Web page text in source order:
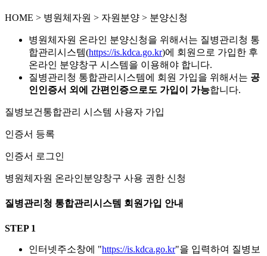
HOME > 병원체자원 > 자원분양 > 분양신청
병원체자원 온라인 분양신청을 위해서는 질병관리청 통
합관리시스템(https://is.kdca.go.kr)에 회원으로 가입한 후
온라인 분양창구 시스템을 이용해야 합니다.
질병관리청 통합관리시스템에 회원 가입을 위해서는 공
인인증서 외에 간편인증으로도 가입이 가능합니다.
질병보건통합관리 시스템 사용자 가입
인증서 등록
인증서 로그인
병원체자원 온라인분양창구 사용 권한 신청
질병관리청 통합관리시스템 회원가입 안내
STEP 1
인터넷주소창에 "https://is.kdca.go.kr"을 입력하여 질병보